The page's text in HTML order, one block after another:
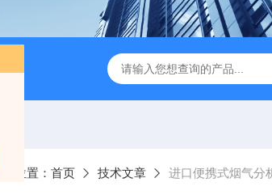
烟尘烟气分析仪 便携式
位置： 首页 技术文章 进口便携式烟气分